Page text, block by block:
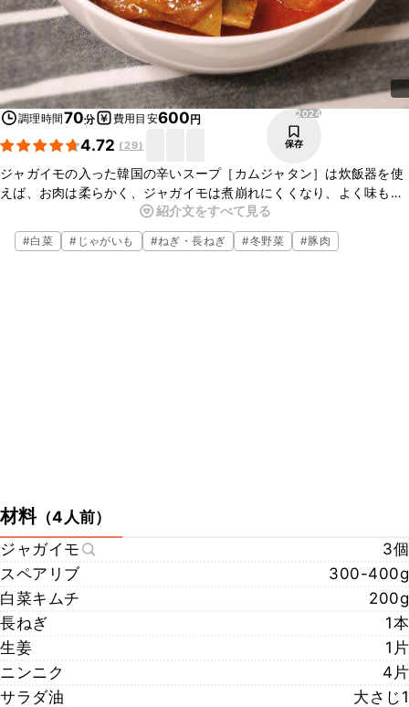
調理時間70分 費用目安600円
4.72 (29)
2024
保存
ジャガイモの入った韓国の辛いスープ［カムジャタン］は炊飯器を使
えば、お肉は柔らかく、ジャガイモは煮崩れにくくなり、よく味も染
みて、簡単に美味しく仕上がります。
生姜や唐辛子が入っているので、寒い日に体が温まるスープです。
紹介文をすべて見る
#白菜 # じゃがいも #ねぎ・長ねぎ #冬野菜 #豚肉
材料（4人前）
ジャガイモ
3個
スペアリブ
300-400g
白菜キムチ
200g
長ねぎ
1本
生姜
1片
ニンニク
4片
サラダ油
大さじ1